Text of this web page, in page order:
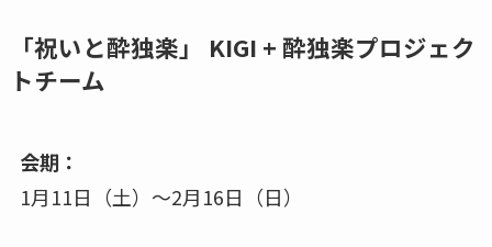
「祝いと酔独楽」 KIGI + 酔独楽プロジェク
トチーム
会期：
1月11日（土）〜2月16日（日）